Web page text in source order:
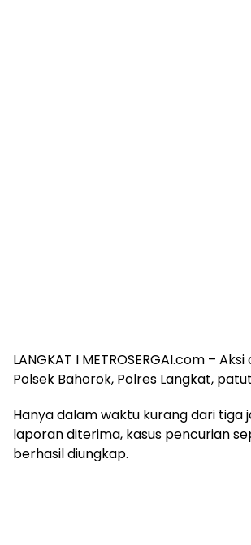
LANGKAT I METROSERGAI.com –
Polsek Bahorok, Polres Langkat,
Hanya dalam waktu kurang dari tiga
laporan diterima, kasus pencurian
berhasil diungkap.